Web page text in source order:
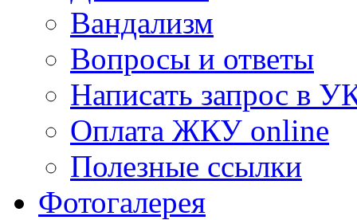
Вандализм
Вопросы и ответы
Написать запрос в
Оплата ЖКУ online
Полезные ссылки
Фотогалерея